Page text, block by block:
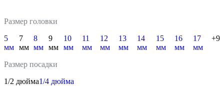
Размер головки
5
мм
7
мм
8
мм
9
мм
10
мм
11
мм
12
мм
13
мм
14
мм
15
мм
16
мм
17
мм
+9
Размер посадки
1/2 дюйма1/4 дюйма